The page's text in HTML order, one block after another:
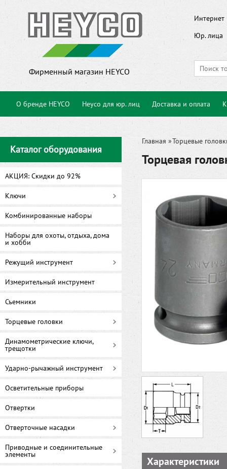
Фирменный магазин HEYCO
Интернет
Юр. лица
О бренде HEYCO Heyco для юр. лиц Доставка и оплата
Каталог оборудования
АКЦИЯ: Скидки до 92%
Ключи
Комбинированные наборы
Наборы для охоты, отдыха, дома
и хобби
Режущий инструмент
Измерительный инструмент
Съемники
Торцевые головки
Динамометрические ключи,
трещотки
Ударно-рычажный инструмент
Осветительные приборы
Отвертки
Отверточные насадки
Приводные и соединительные
элементы
Главная »Торцевые
Торцевая
Характеристики